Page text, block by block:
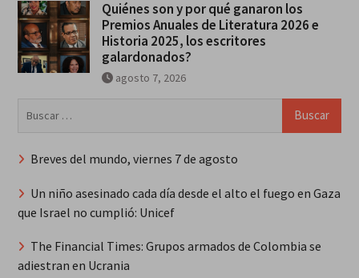
Quiénes son y por qué ganaron los
Premios Anuales de Literatura 2026 e
Historia 2025, los escritores
galardonados?
agosto 7, 2026
Breves del mundo, viernes 7 de agosto
Un niño asesinado cada día desde el alto el fuego en Gaza
que Israel no cumplió: Unicef
The Financial Times: Grupos armados de Colombia se
adiestran en Ucrania